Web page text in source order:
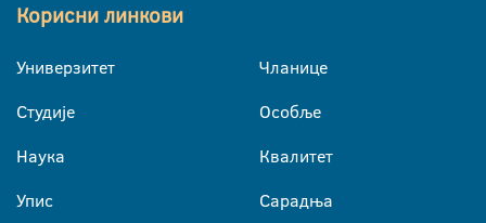
Корисни линкови
Универзитет
Студије
Наука
Упис
Чланице
Особље
Квалитет
Сарадња